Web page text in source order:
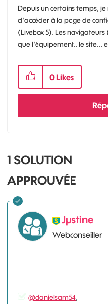
Depuis un certains temps,
d'accéder à la page de
(Livebox 5). Les
que l'équipement.. le site...
0 Likes
1 SOLUTION
APPROUVÉE
Jµstine
Webconseiller
@danielsam54,